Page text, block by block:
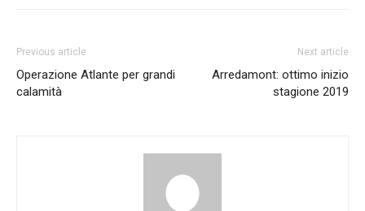
Previous article
Operazione Atlante per grandi
calamità
Next article
Arredamont: ottimo inizio
stagione 2019